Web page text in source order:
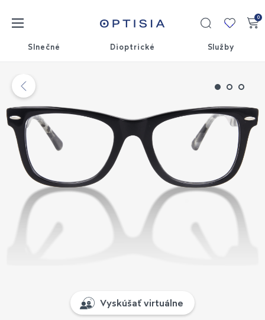
Slnečné Dioptrické Služby
Moja
0
Vyskúšať virtuálne